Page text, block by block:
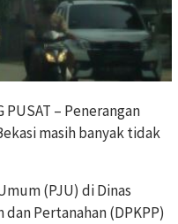
PUSAT – Penerangan
masih banyak tidak
(PJU) di Dinas
Pertanahan (DPKPP)